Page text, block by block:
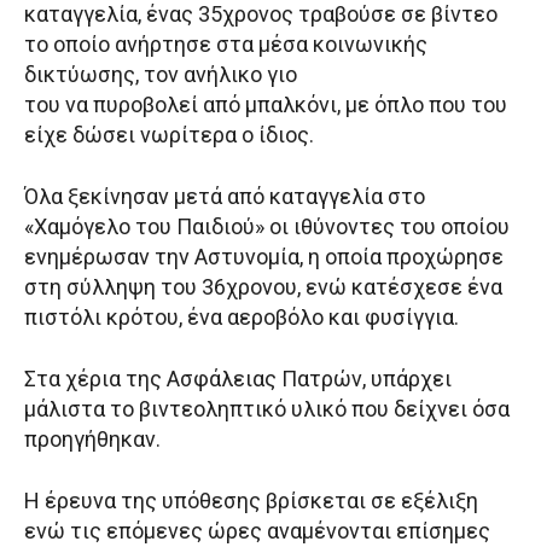
καταγγελία, ένας 35χρονος τραβούσε σε βίντεο
το οποίο ανήρτησε στα μέσα κοινωνικής
δικτύωσης, τον ανήλικο γιο
του να πυροβολεί από μπαλκόνι, με όπλο που του
είχε δώσει νωρίτερα ο ίδιος.
Όλα ξεκίνησαν μετά από καταγγελία στο
«Χαμόγελο του Παιδιού» οι ιθύνοντες του οποίου
ενημέρωσαν την Αστυνομία, η οποία προχώρησε
στη σύλληψη του 36χρονου, ενώ κατέσχεσε ένα
πιστόλι κρότου, ένα αεροβόλο και φυσίγγια.
Στα χέρια της Ασφάλειας Πατρών, υπάρχει
μάλιστα το βιντεοληπτικό υλικό που δείχνει όσα
προηγήθηκαν.
Η έρευνα της υπόθεσης βρίσκεται σε εξέλιξη
ενώ τις επόμενες ώρες αναμένονται επίσημες